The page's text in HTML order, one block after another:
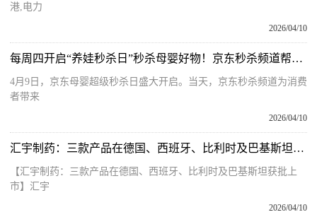
港,电力
2026/04/10
每周四开启“养娃秒杀日”秒杀母婴好物！京东秒杀频道帮宝爸宝妈省心又省钱
4月9日，京东母婴超级秒杀日盛大开启。当天，京东秒杀频道为消费
者带来
2026/04/10
汇宇制药：三款产品在德国、西班牙、比利时及巴基斯坦获批上市
【汇宇制药：三款产品在德国、西班牙、比利时及巴基斯坦获批上
市】汇宇
2026/04/10